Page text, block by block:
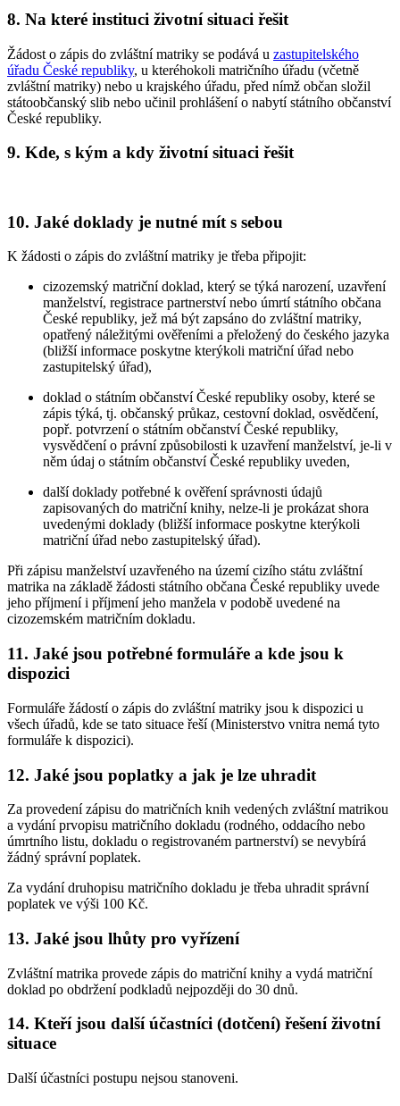
8. Na které instituci životní situaci řešit
Žádost o zápis do zvláštní matriky se podává u zastupitelského
úřadu České republiky, u kteréhokoli matričního úřadu (včetně
zvláštní matriky) nebo u krajského úřadu, před nímž občan složil
státoobčanský slib nebo učinil prohlášení o nabytí státního občanství
České republiky.
9. Kde, s kým a kdy životní situaci řešit
10. Jaké doklady je nutné mít s sebou
K žádosti o zápis do zvláštní matriky je třeba připojit:
cizozemský matriční doklad, který se týká narození, uzavření
manželství, registrace partnerství nebo úmrtí státního občana
České republiky, jež má být zapsáno do zvláštní matriky,
opatřený náležitými ověřeními a přeložený do českého jazyka
(bližší informace poskytne kterýkoli matriční úřad nebo
zastupitelský úřad),
doklad o státním občanství České republiky osoby, které se
zápis týká, tj. občanský průkaz, cestovní doklad, osvědčení,
popř. potvrzení o státním občanství České republiky,
vysvědčení o právní způsobilosti k uzavření manželství, je-li v
něm údaj o státním občanství České republiky uveden,
další doklady potřebné k ověření správnosti údajů
zapisovaných do matriční knihy, nelze-li je prokázat shora
uvedenými doklady (bližší informace poskytne kterýkoli
matriční úřad nebo zastupitelský úřad).
Při zápisu manželství uzavřeného na území cizího státu zvláštní
matrika na základě žádosti státního občana České republiky uvede
jeho příjmení i příjmení jeho manžela v podobě uvedené na
cizozemském matričním dokladu.
11. Jaké jsou potřebné formuláře a kde jsou k
dispozici
Formuláře žádostí o zápis do zvláštní matriky jsou k dispozici u
všech úřadů, kde se tato situace řeší (Ministerstvo vnitra nemá tyto
formuláře k dispozici).
12. Jaké jsou poplatky a jak je lze uhradit
Za provedení zápisu do matričních knih vedených zvláštní matrikou
a vydání prvopisu matričního dokladu (rodného, oddacího nebo
úmrtního listu, dokladu o registrovaném partnerství) se nevybírá
žádný správní poplatek.
Za vydání druhopisu matričního dokladu je třeba uhradit správní
poplatek ve výši 100 Kč.
13. Jaké jsou lhůty pro vyřízení
Zvláštní matrika provede zápis do matriční knihy a vydá matriční
doklad po obdržení podkladů nejpozději do 30 dnů.
14. Kteří jsou další účastníci (dotčení) řešení životní
situace
Další účastníci postupu nejsou stanoveni.